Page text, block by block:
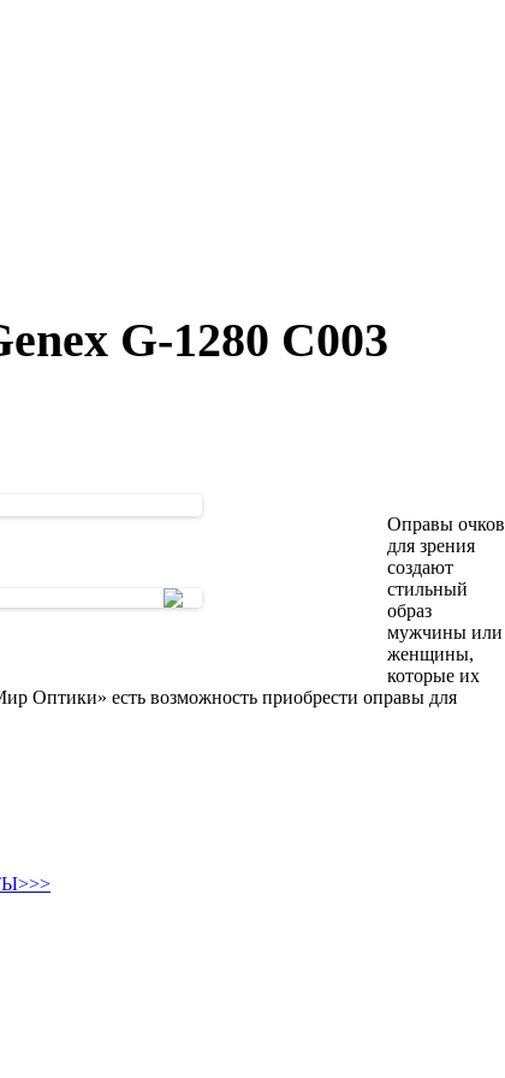
G-1280 C003
Оправы очков
для зрения
создают
стильный
образ
мужчины или
женщины,
которые их
Оптики» есть возможность приобрести оправы для